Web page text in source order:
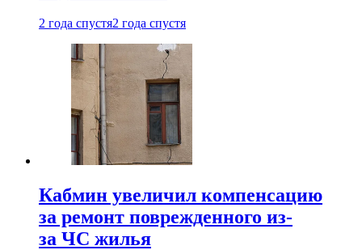
2 года спустя2 года спустя
Кабмин увеличил компенсацию
за ремонт поврежденного из-
за ЧС жилья